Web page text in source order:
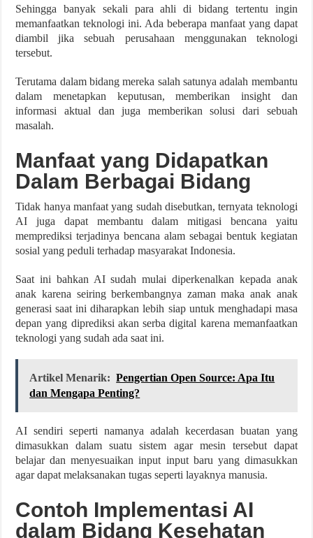
Sehingga banyak sekali para ahli di bidang tertentu ingin
memanfaatkan teknologi ini. Ada beberapa manfaat yang dapat
diambil jika sebuah perusahaan menggunakan teknologi
tersebut.
Terutama dalam bidang mereka salah satunya adalah membantu
dalam menetapkan keputusan, memberikan insight dan
informasi aktual dan juga memberikan solusi dari sebuah
masalah.
Manfaat yang Didapatkan
Dalam Berbagai Bidang
Tidak hanya manfaat yang sudah disebutkan, ternyata teknologi
AI juga dapat membantu dalam mitigasi bencana yaitu
memprediksi terjadinya bencana alam sebagai bentuk kegiatan
sosial yang peduli terhadap masyarakat Indonesia.
Saat ini bahkan AI sudah mulai diperkenalkan kepada anak
anak karena seiring berkembangnya zaman maka anak anak
generasi saat ini diharapkan lebih siap untuk menghadapi masa
depan yang diprediksi akan serba digital karena memanfaatkan
teknologi yang sudah ada saat ini.
Artikel Menarik: Pengertian Open Source: Apa Itu
dan Mengapa Penting?
AI sendiri seperti namanya adalah kecerdasan buatan yang
dimasukkan dalam suatu sistem agar mesin tersebut dapat
belajar dan menyesuaikan input input baru yang dimasukkan
agar dapat melaksanakan tugas seperti layaknya manusia.
Contoh Implementasi AI
dalam Bidang Kesehatan